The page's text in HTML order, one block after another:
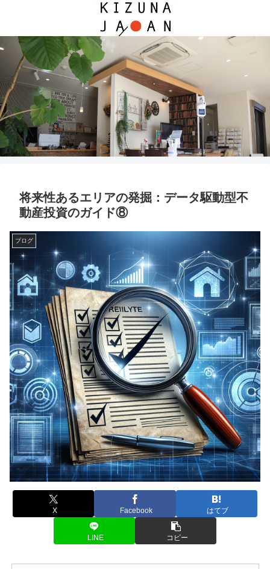
将来性あるエリアの発掘：データ駆動型不
動産投資のガイド⑧
ブログ
X Facebook はてブ
LINE コピー